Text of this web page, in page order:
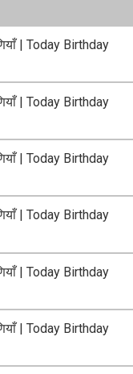
| Today Birthday
| Today Birthday
| Today Birthday
| Today Birthday
| Today Birthday
| Today Birthday